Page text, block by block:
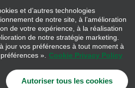
Tous droits réservés
et d’autres technologies
de notre site, à l’amélioration
de votre expérience, à la réalisation
de notre stratégie marketing.
jour vos préférences à tout moment à
».
Cookie Privacy Policy
Autoriser tous les cookies